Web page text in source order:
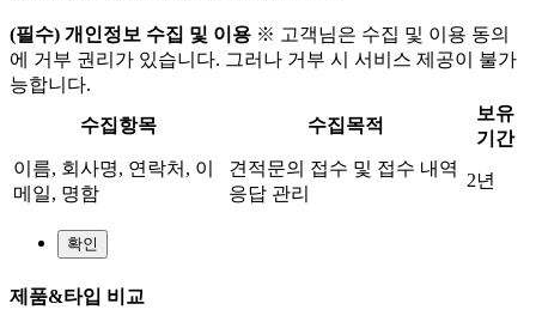
(필수) 개인정보 수집 및 이용 ※ 고객님은 수집 및 이용 동의
에 거부 권리가 있습니다. 그러나 거부 시 서비스 제공이 불가
능합니다.
수집항목
수집목적
보유
기간
이름, 회사명, 연락처, 이
메일, 명함
견적문의 접수 및 접수 내역
응답 관리
2년
제품&타입 비교